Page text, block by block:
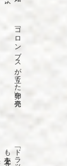
「コロンブスが立てた卵」を発売